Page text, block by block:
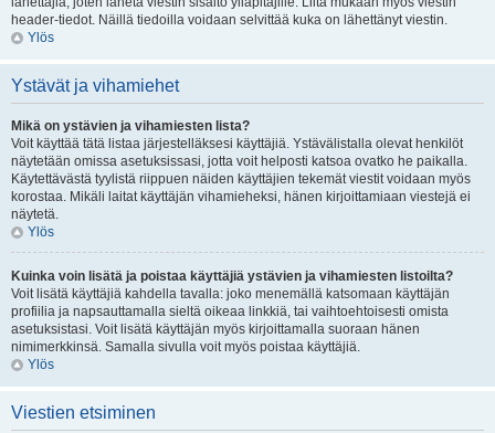
header-tiedot. Näillä tiedoilla voidaan selvittää kuka on lähettänyt viestin.
Ylös
Ystävät ja vihamiehet
Mikä on ystävien ja vihamiesten lista?
Voit käyttää tätä listaa järjestelläksesi käyttäjiä. Ystävälistalla olevat henkilöt
näytetään omissa asetuksissasi, jotta voit helposti katsoa ovatko he paikalla.
Käytettävästä tyylistä riippuen näiden käyttäjien tekemät viestit voidaan myös
korostaa. Mikäli laitat käyttäjän vihamieheksi, hänen kirjoittamiaan viestejä ei
näytetä.
Ylös
Kuinka voin lisätä ja poistaa käyttäjiä ystävien ja vihamiesten listoilta?
Voit lisätä käyttäjiä kahdella tavalla: joko menemällä katsomaan käyttäjän
profiilia ja napsauttamalla sieltä oikeaa linkkiä, tai vaihtoehtoisesti omista
asetuksistasi. Voit lisätä käyttäjän myös kirjoittamalla suoraan hänen
nimimerkkinsä. Samalla sivulla voit myös poistaa käyttäjiä.
Ylös
Viestien etsiminen